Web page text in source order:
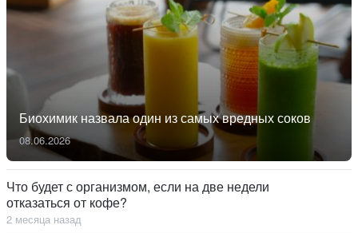
Биохимик назвала один из самых вредных соков
08.06.2026
Что будет с организмом, если на две недели
отказаться от кофе?
2 месяца назад